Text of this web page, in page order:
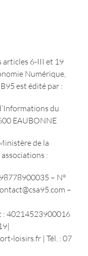
articles 6-III et 19
Numérique,
est édité par :
du
EAUBONNE
de la
:
– N°
–
: 40214523900016
loisirs.fr | Tél. : 07